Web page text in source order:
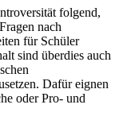
folgend,
nach
für Schüler
sind überdies auch
Dafür eignen
oder Pro- und